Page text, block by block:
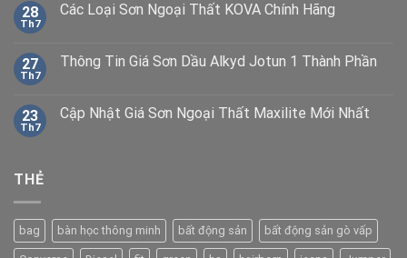
28
Th7
Các Loại Sơn Ngoại Thất KOVA Chính Hãng
27
Th7
Thông Tin Giá Sơn Dầu Alkyd Jotun 1 Thành Phần
23
Th7
Cập Nhật Giá Sơn Ngoại Thất Maxilite Mới Nhất
THẺ
bag bàn học thông minh bất động sản bất động sản gò vấp